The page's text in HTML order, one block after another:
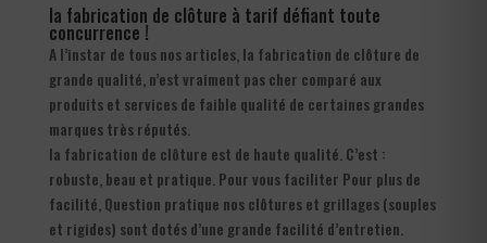
la fabrication de clôture à tarif défiant toute
concurrence !
A l’instar de tous nos articles, la fabrication de clôture de
grande qualité, n’est vraiment pas cher comparé aux
produits et services de faible qualité de certaines grandes
marques très réputés.
la fabrication de clôture est de haute qualité. C’est :
robuste, beau et pratique. Pour vous faciliter Pour plus de
facilité, Question pratique nos clôtures et grillages (souples
et rigides) sont dotés d’une grande facilité d’entretien.